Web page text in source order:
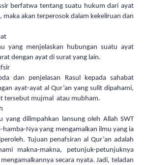
berfatwa tentang suatu hukum dari ayat
maka akan terperosok dalam kekeliruan dan
yang menjelaskan hubungan suatu ayat
dengan ayat di surat yang lain.
dan penjelasan Rasul kepada sahabat
ayat-ayat al Qur’an yang sulit dipahami,
tersebut mujmal atau mubham.
yang dilimpahkan lansung oleh Allah SWT
hamba-Nya yang mengamalkan ilmu yang ia
Tujuan penafsiran al Qur’an adalah
makna-makna, petunjuk-petunjuknya
secara nyata. Jadi, teladan